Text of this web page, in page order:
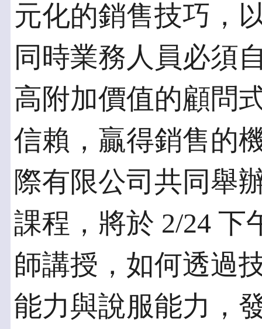
元化的銷售技巧，
同時業務人員必須
高附加價值的顧問
信賴，贏得銷售的
際有限公司共同舉
課程，將於 2/24 下
師講授，如何透過
能力與說服能力，